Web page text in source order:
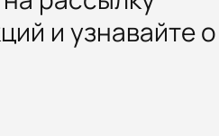
и узнавайте